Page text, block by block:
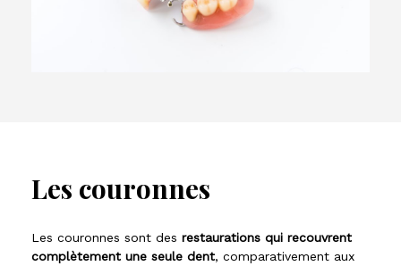
Les couronnes
Les couronnes sont des restaurations qui recouvrent
complètement une seule dent, comparativement aux